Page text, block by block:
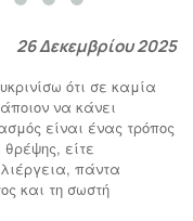
26 Δεκεμβρίου 2025
ότι σε καμία
να κάνει
είναι ένας τρόπος
είτε
πάντα
και τη σωστή